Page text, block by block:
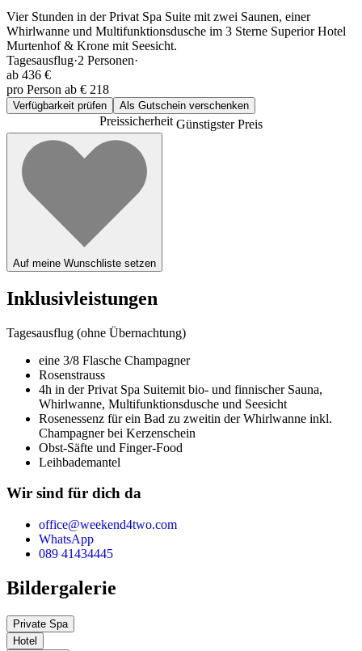
Vier Stunden in der Privat Spa Suite mit zwei Saunen, einer
Whirlwanne und Multifunktionsdusche im 3 Sterne Superior Hotel
Murtenhof & Krone mit Seesicht.
Tagesausflug·2 Personen·
ab 436 €
pro Person ab € 218
Verfügbarkeit prüfen Als Gutschein verschenken
PreissicherheitGünstigster Preis
Auf meine Wunschliste setzen
Inklusivleistungen
Tagesausflug (ohne Übernachtung)
eine 3/8 Flasche Champagner
Rosenstrauss
4h in der Privat Spa Suitemit bio- und finnischer Sauna,
Whirlwanne, Multifunktionsdusche und Seesicht
Rosenessenz für ein Bad zu zweitin der Whirlwanne inkl.
Champagner bei Kerzenschein
Obst-Säfte und Finger-Food
Leihbademantel
Wir sind für dich da
office@weekend4two.com
WhatsApp
089 41434445
Bildergalerie
Private Spa
Hotel